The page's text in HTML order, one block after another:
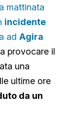
mattinata
incidente
ad Agira
provocare il
una
ultime ore
da un